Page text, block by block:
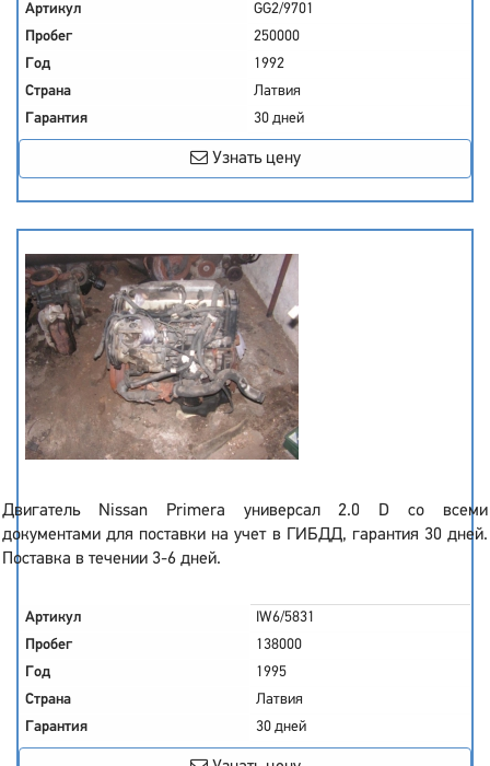
Артикул
GG2/9701
Пробег
250000
Год
1992
Страна
Латвия
Гарантия
30 дней
Узнать цену
Двигатель Nissan Primera универсал 2.0 D со всеми
документами для поставки на учет в ГИБДД, гарантия 30 дней.
Поставка в течении 3-6 дней.
Артикул
IW6/5831
Пробег
138000
Год
1995
Страна
Латвия
Гарантия
30 дней